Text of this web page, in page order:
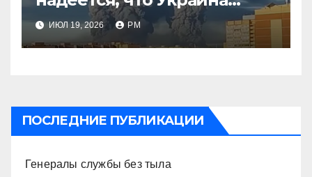
будет действовать
непоследовательно?»
ИЮЛ 19, 2026 РМ
ПОСЛЕДНИЕ ПУБЛИКАЦИИ
Генералы службы без тыла